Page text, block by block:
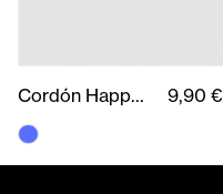
Cordón Happy You 9,90 €